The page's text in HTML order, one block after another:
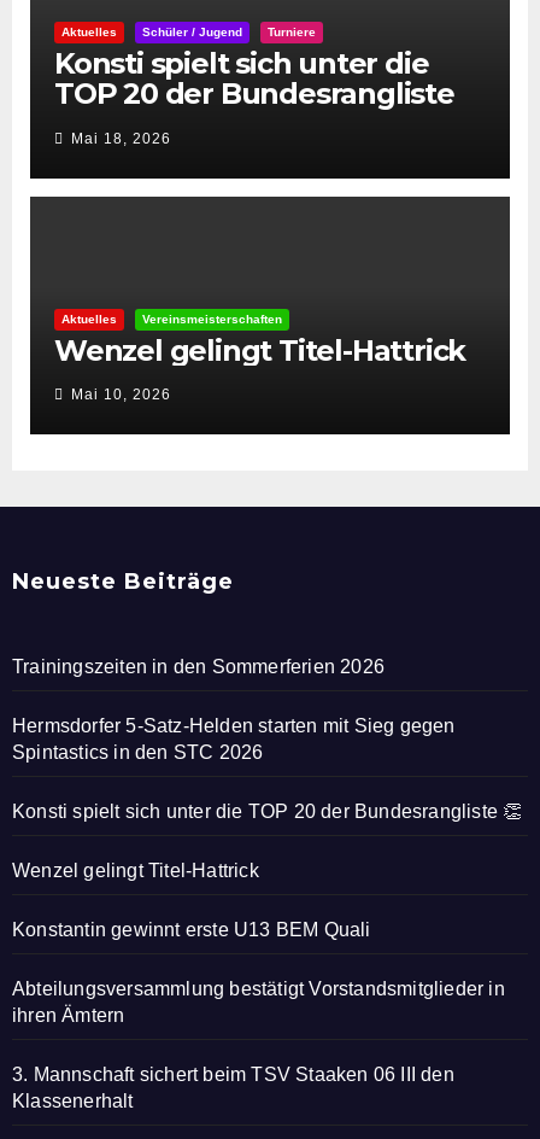
Aktuelles Schüler / Jugend Turniere
Konsti spielt sich unter die
TOP 20 der Bundesrangliste
👏Mai 18, 2026
Aktuelles Vereinsmeisterschaften
Wenzel gelingt Titel-Hattrick
Mai 10, 2026
Neueste Beiträge
Trainingszeiten in den Sommerferien 2026
Hermsdorfer 5-Satz-Helden starten mit Sieg gegen
Spintastics in den STC 2026
Konsti spielt sich unter die TOP 20 der Bundesrangliste 👏
Wenzel gelingt Titel-Hattrick
Konstantin gewinnt erste U13 BEM Quali
Abteilungsversammlung bestätigt Vorstandsmitglieder in
ihren Ämtern
3. Mannschaft sichert beim TSV Staaken 06 III den
Klassenerhalt